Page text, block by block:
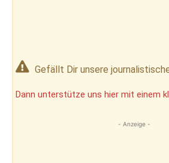
Gefällt Dir unsere
Dann unterstütze uns hier mit einem
- Anzeige -